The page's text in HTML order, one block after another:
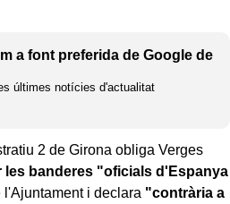
a font preferida de Google de
últimes notícies d'actualitat
2 de Girona obliga Verges
les banderes "oficials d'Espanya
l'Ajuntament i declara "contrària a